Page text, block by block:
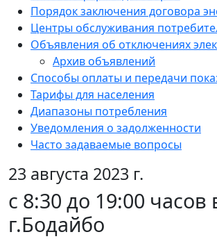
Порядок заключения договора
Центры обслуживания
Объявления об отключениях
Архив объявлений
Способы оплаты и передачи
Тарифы для населения
Диапазоны потребления
Уведомления о задолженности
Часто задаваемые вопросы
23 августа 2023 г.
с 8:30 до 19:00 часов
г.Бодайбо